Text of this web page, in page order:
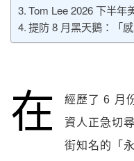
Tom Lee 2026 下半年
提防 8 月黑天鵝：「
在
經歷了 6 月
資人正急切
街知名的「